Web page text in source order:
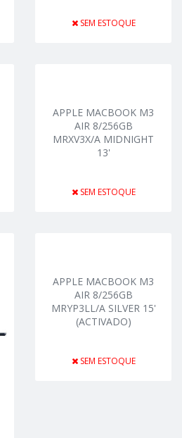
SEM ESTOQUE
APPLE MACBOOK M3
AIR 8/256GB
MRXV3X/A MIDNIGHT
13'
SEM ESTOQUE
APPLE MACBOOK M3
AIR 8/256GB
MRYP3LL/A SILVER 15'
(ACTIVADO)
SEM ESTOQUE